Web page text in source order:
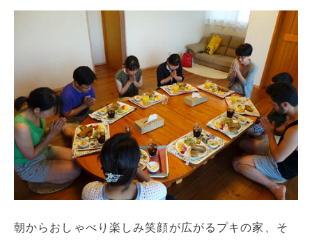
朝からおしゃべり楽しみ笑顔が広がるプキの家、そ